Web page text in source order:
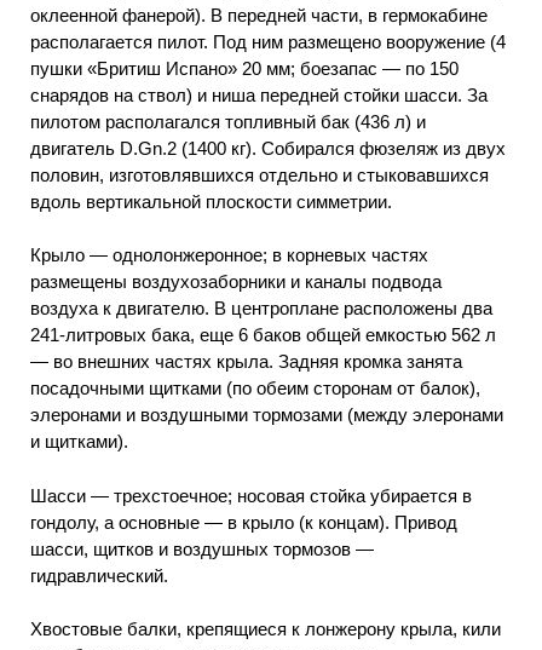
оклеенной фанерой). В передней части, в гермокабине
располагается пилот. Под ним размещено вооружение (4
пушки «Бритиш Испано» 20 мм; боезапас — по 150
снарядов на ствол) и ниша передней стойки шасси. За
пилотом располагался топливный бак (436 л) и
двигатель D.Gn.2 (1400 кг). Собирался фюзеляж из двух
половин, изготовлявшихся отдельно и стыковавшихся
вдоль вертикальной плоскости симметрии.
Крыло — однолонжеронное; в корневых частях
размещены воздухозаборники и каналы подвода
воздуха к двигателю. В центроплане расположены два
241-литровых бака, еще 6 баков общей емкостью 562 л
— во внешних частях крыла. Задняя кромка занята
посадочными щитками (по обеим сторонам от балок),
элеронами и воздушными тормозами (между элеронами
и щитками).
Шасси — трехстоечное; носовая стойка убирается в
гондолу, а основные — в крыло (к концам). Привод
шасси, щитков и воздушных тормозов —
гидравлический.
Хвостовые балки, крепящиеся к лонжерону крыла, кили